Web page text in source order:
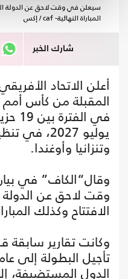
سيعلن في وقت لاحق عن الدولة
المباراة النهائية- caf / إكس
شارك الخبر
أعلن الاتحاد
يوليو
وتنزانيا وأوغندا.
وقال“الكاف” في
وقت لاحق عن
الافتتاح وكذلك
وكانت تقارير سابقة
الدول المستضيفة،